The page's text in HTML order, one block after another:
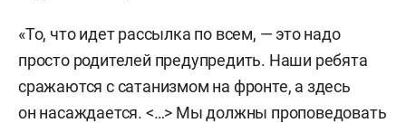
«То, что идет рассылка по всем, — это надо
просто родителей предупредить. Наши ребята
сражаются с сатанизмом на фронте, а здесь
он насаждается. <…> Мы должны проповедовать